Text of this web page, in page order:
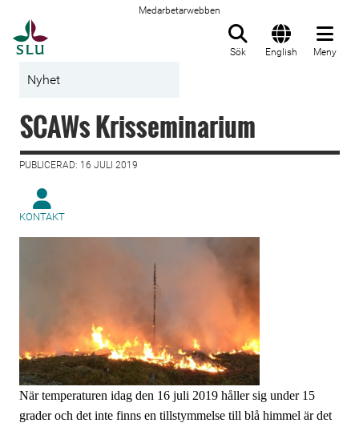
Medarbetarwebben
Sök English Meny
Nyhet
SCAWs Krisseminarium
PUBLICERAD: 16 JULI 2019
KONTAKT
När temperaturen idag den 16 juli 2019 håller sig under 15
grader och det inte finns en tillstymmelse till blå himmel är det